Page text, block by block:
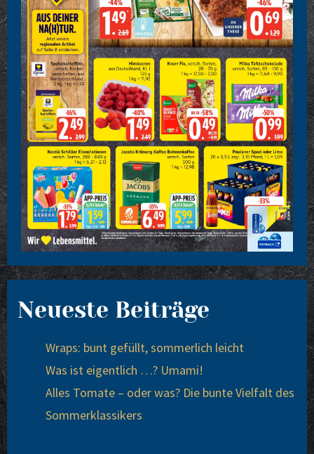
Neueste Beiträge
Wraps: bunt gefüllt, sommerlich leicht
Was ist eigentlich …? Umami!
Alles Tomate – oder was? Die bunte Vielfalt des
Sommerklassikers